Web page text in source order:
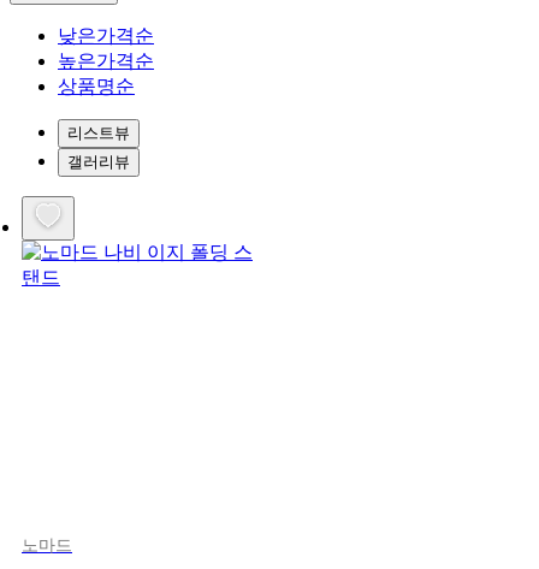
낮은가격순
높은가격순
상품명순
리스트뷰
갤러리뷰
노마드